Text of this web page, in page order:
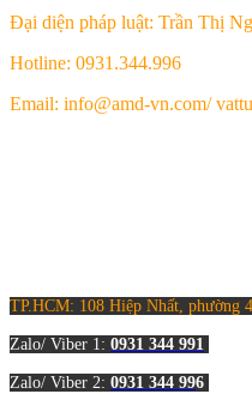
Đại diện pháp luật: Trần Thị
Hotline: 0931.344.996
Email: info@amd-vn.com/
TP.HCM: 108 Hiệp Nhất, phường
Zalo/ Viber 1: 0931 344 991
Zalo/ Viber 2: 0931 344 996